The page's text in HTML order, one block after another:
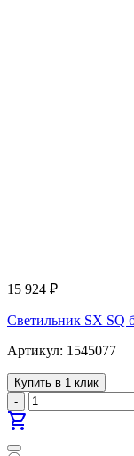
15 924 ₽
Светильник SX SQ
Артикул: 1545077
Купить в 1 клик
-
shopping_cart